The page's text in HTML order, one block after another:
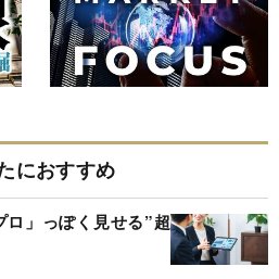
におすすめ
」っぽく見せる”超